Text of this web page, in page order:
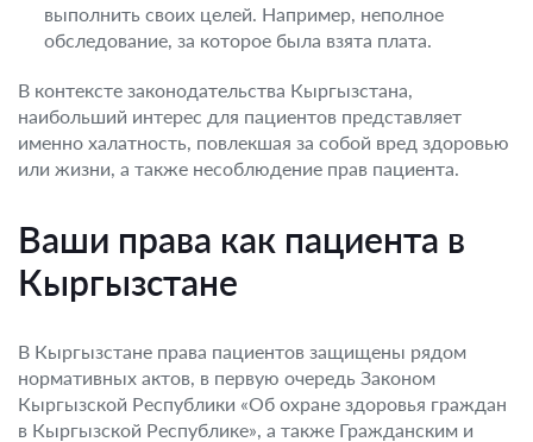
выполнить своих целей. Например, неполное
обследование, за которое была взята плата.
В контексте законодательства Кыргызстана,
наибольший интерес для пациентов представляет
именно халатность, повлекшая за собой вред здоровью
или жизни, а также несоблюдение прав пациента.
Ваши права как пациента в
Кыргызстане
В Кыргызстане права пациентов защищены рядом
нормативных актов, в первую очередь Законом
Кыргызской Республики «Об охране здоровья граждан
в Кыргызской Республике», а также Гражданским и